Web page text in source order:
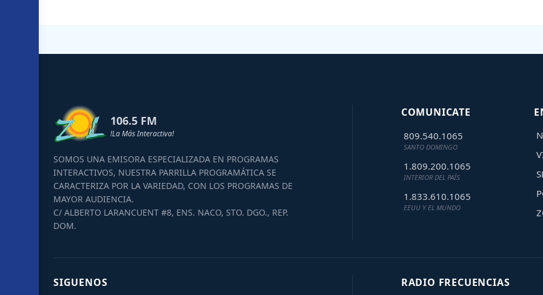
106.5 FM
!La Más Interactiva!
SOMOS UNA EMISORA ESPECIALIZADA EN PROGRAMAS
INTERACTIVOS, NUESTRA PARRILLA PROGRAMÁTICA SE
CARACTERIZA POR LA VARIEDAD, CON LOS PROGRAMAS DE
MAYOR AUDIENCIA.
C/ ALBERTO LARANCUENT #8, ENS. NACO, STO. DGO., REP.
DOM.
COMUNICATE
809.540.1065
SANTO DOMINGO
1.809.200.1065
INTERIOR DEL PAÍS
1.833.610.1065
EEUU Y EL MUNDO
SIGUENOS RADIO FRECUENCIAS